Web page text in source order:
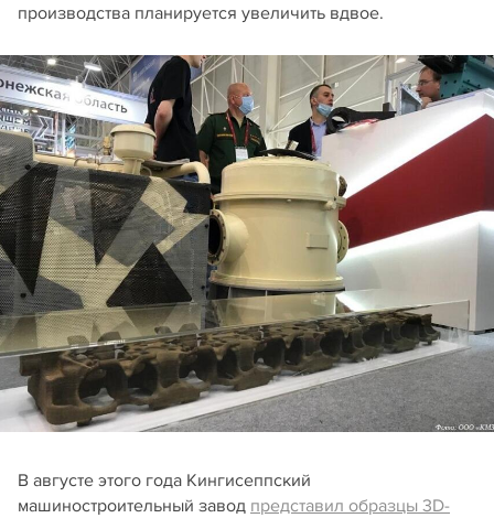
производства планируется увеличить вдвое.
В августе этого года Кингисеппский
машиностроительный завод представил образцы 3D-